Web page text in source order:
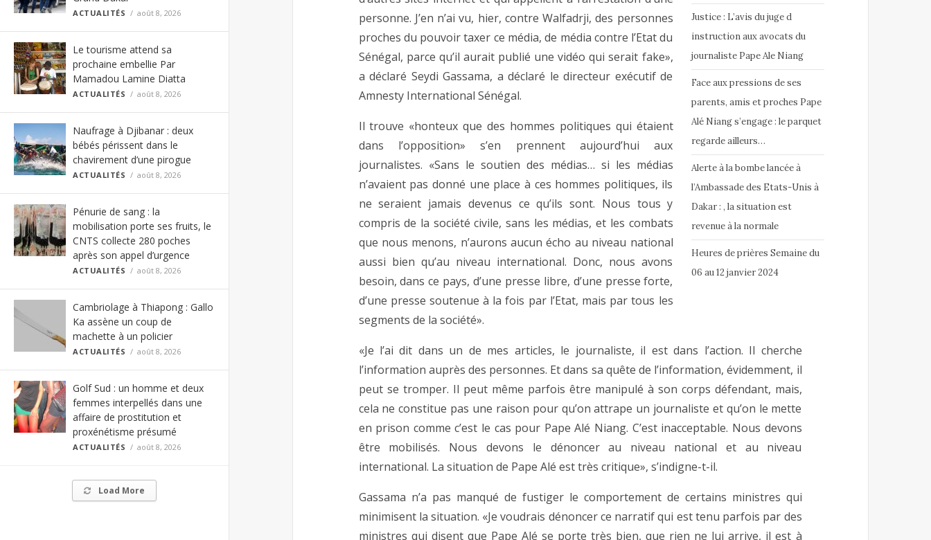
ACTUALITÉS août 8, 2026
Le tourisme attend sa
prochaine embellie Par
Mamadou Lamine Diatta
ACTUALITÉS août 8, 2026
Naufrage à Djibanar : deux
bébés périssent dans le
chavirement d’une pirogue
ACTUALITÉS août 8, 2026
Pénurie de sang : la
mobilisation porte ses fruits, le
CNTS collecte 280 poches
après son appel d’urgence
ACTUALITÉS août 8, 2026
Cambriolage à Thiapong : Gallo
Ka assène un coup de
machette à un policier
ACTUALITÉS août 8, 2026
Golf Sud : un homme et deux
femmes interpellés dans une
affaire de prostitution et
proxénétisme présumé
ACTUALITÉS août 8, 2026
Load More
Justice : L’avis du juge d
instruction aux avocats du
journaliste Pape Ale Niang
Face aux pressions de ses
parents, amis et proches Pape
Alé Niang s’engage : le parquet
regarde ailleurs…
Alerte à la bombe lancée à
l’Ambassade des Etats-Unis à
Dakar : , la situation est
revenue à la normale
Heures de prières Semaine du
06 au 12 janvier 2024
personne. J’en n’ai vu, hier, contre Walfadrji, des personnes
proches du pouvoir taxer ce média, de média contre l’Etat du
Sénégal, parce qu’il aurait publié une vidéo qui serait fake»,
a déclaré Seydi Gassama, a déclaré le directeur exécutif de
Amnesty International Sénégal.
Il trouve «honteux que des hommes politiques qui étaient
dans l’opposition» s’en prennent aujourd’hui aux
journalistes. «Sans le soutien des médias… si les médias
n’avaient pas donné une place à ces hommes politiques, ils
ne seraient jamais devenus ce qu’ils sont. Nous tous y
compris de la société civile, sans les médias, et les combats
que nous menons, n’aurons aucun écho au niveau national
aussi bien qu’au niveau international. Donc, nous avons
besoin, dans ce pays, d’une presse libre, d’une presse forte,
d’une presse soutenue à la fois par l’Etat, mais par tous les
segments de la société».
«Je l’ai dit dans un de mes articles, le journaliste, il est dans l’action. Il cherche
l’information auprès des personnes. Et dans sa quête de l’information, évidemment, il
peut se tromper. Il peut même parfois être manipulé à son corps défendant, mais,
cela ne constitue pas une raison pour qu’on attrape un journaliste et qu’on le mette
en prison comme c’est le cas pour Pape Alé Niang. C’est inacceptable. Nous devons
être mobilisés. Nous devons le dénoncer au niveau national et au niveau
international. La situation de Pape Alé est très critique», s’indigne-t-il.
Gassama n’a pas manqué de fustiger le comportement de certains ministres qui
minimisent la situation. «Je voudrais dénoncer ce narratif qui est tenu parfois par des
ministres qui disent que Pape Alé se porte très bien, que rien ne lui arrive, il est à